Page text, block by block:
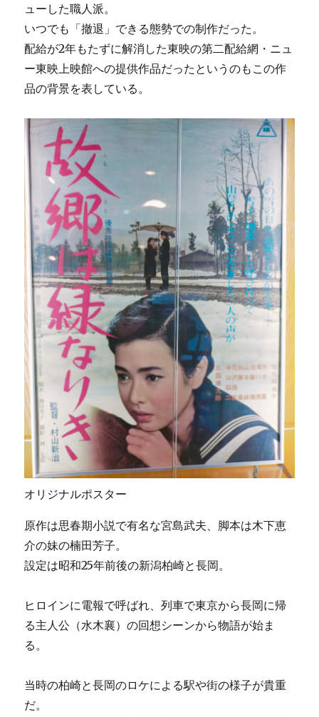
ューした職人派。
いつでも「撤退」できる態勢での制作だった。
配給が2年もたずに解消した東映の第二配給網・ニュ
ー東映上映館への提供作品だったというのもこの作
品の背景を表している。
オリジナルポスター
原作は思春期小説で有名な宮島武夫、脚本は木下恵
介の妹の楠田芳子。
設定は昭和25年前後の新潟柏崎と長岡。
ヒロインに電報で呼ばれ、列車で東京から長岡に帰
る主人公（水木襄）の回想シーンから物語が始ま
る。
当時の柏崎と長岡のロケによる駅や街の様子が貴重
だ。